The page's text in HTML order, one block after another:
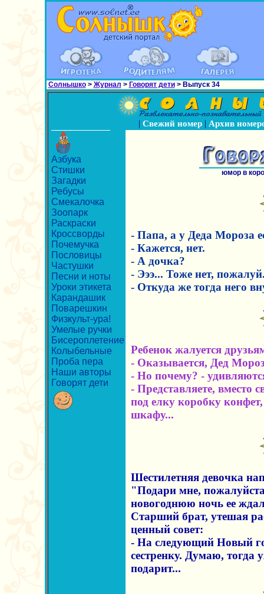
Солнышко> Журнал > Говорят дети> Выпуск 34
| Свежий номер| Архив
Азбука
Стишки
Загадки
Ребусы
Смекалочка
Зоопарк
Раскраски
Кроссворды
Почемучка
Пословицы
Частушки
Песни и ноты
Уроки этикета
Карандашик
Поварешкин
Физкульт-ура!
Умелые ручки
Бисероплетение
Колыбельные
Проба пера
Наши авторы
Говорят дети
юмор в
- Папа, а у Деда Мороза
- Кажется, нет.
- А дочка?
- Эээ... Тоже нет,
- Откуда же тогда него
Ребенок жалуется
- Оказывается, Дед
- Но почему? -
- Представляете, вместо
под елку коpобку
шкафу...
Шестилетняя девочка
"Подари мне,
новогоднюю ночь ее
Старший брат, утешая
ценный совет:
- На следующий Новый
сестренку. Думаю, тогда
подарит...